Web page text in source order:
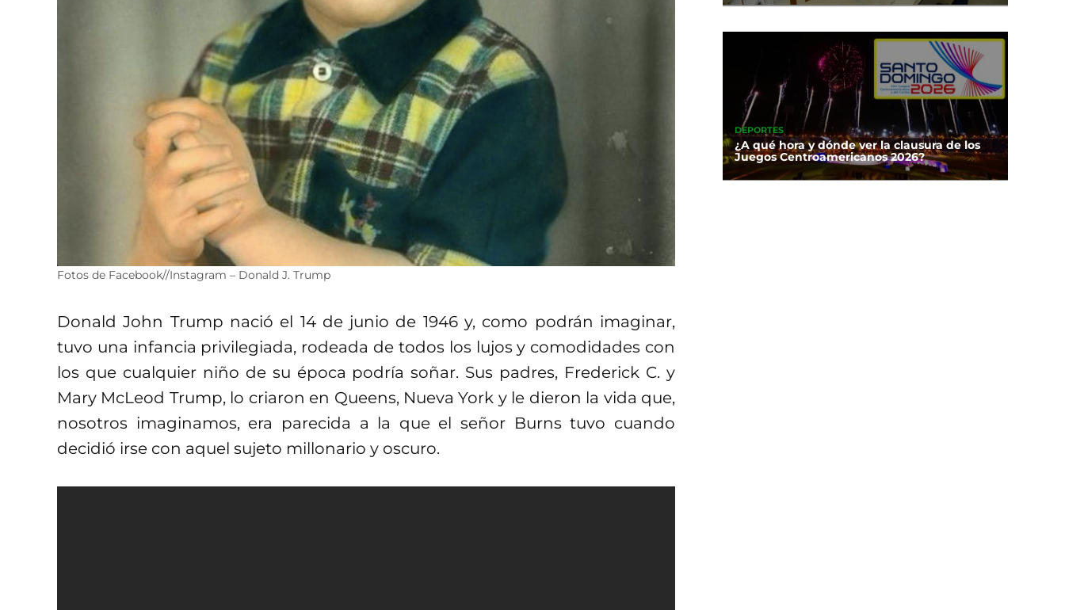
Fotos de Facebook//Instagram – Donald J. Trump
Donald John Trump nació el 14 de junio de 1946 y, como podrán imaginar,
tuvo una infancia privilegiada, rodeada de todos los lujos y comodidades con
los que cualquier niño de su época podría soñar. Sus padres, Frederick C. y
Mary McLeod Trump, lo criaron en Queens, Nueva York y le dieron la vida que,
nosotros imaginamos, era parecida a la que el señor Burns tuvo cuando
decidió irse con aquel sujeto millonario y oscuro.
DEPORTES
¿A qué hora y dónde ver la clausura de los
Juegos Centroamericanos 2026?